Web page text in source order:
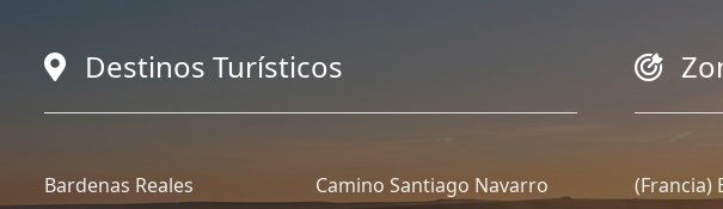
Destinos Turísticos
Bardenas Reales
Camino Santiago Navarro
(Francia)